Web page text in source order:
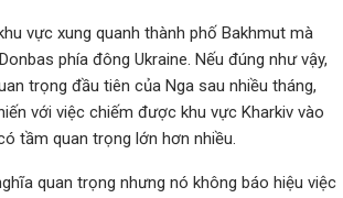
vực xung quanh thành phố Bakhmut mà
phía đông Ukraine. Nếu đúng như vậy,
trọng đầu tiên của Nga sau nhiều tháng,
với việc chiếm được khu vực Kharkiv vào
tầm quan trọng lớn hơn nhiều.
quan trọng nhưng nó không báo hiệu việc